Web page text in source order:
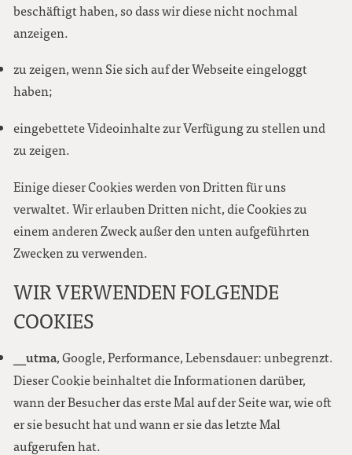
beschäftigt haben, so dass wir diese nicht nochmal
anzeigen.
zu zeigen, wenn Sie sich auf der Webseite eingeloggt
haben;
eingebettete Videoinhalte zur Verfügung zu stellen und
zu zeigen.
Einige dieser Cookies werden von Dritten für uns
verwaltet. Wir erlauben Dritten nicht, die Cookies zu
einem anderen Zweck außer den unten aufgeführten
Zwecken zu verwenden.
WIR VERWENDEN FOLGENDE
COOKIES
__utma, Google, Performance, Lebensdauer: unbegrenzt.
Dieser Cookie beinhaltet die Informationen darüber,
wann der Besucher das erste Mal auf der Seite war, wie oft
er sie besucht hat und wann er sie das letzte Mal
aufgerufen hat.